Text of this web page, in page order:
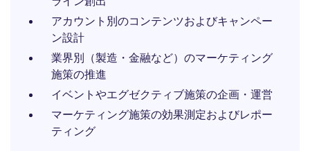
アカウント別のコンテンツおよびキャンペー
ン設計
業界別（製造・金融など）のマーケティング
施策の推進
イベントやエグゼクティブ施策の企画・運営
マーケティング施策の効果測定およびレポー
ティング